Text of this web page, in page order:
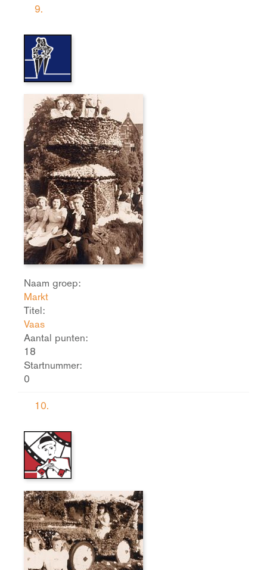
9.
Naam groep:
Markt
Titel:
Vaas
Aantal punten:
18
Startnummer:
0
10.